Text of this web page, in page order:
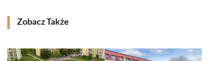
Zobacz Także